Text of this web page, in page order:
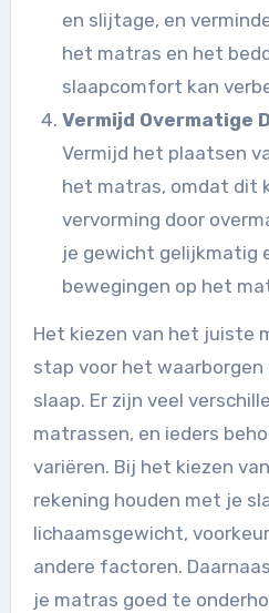
en slijtage, en
het matras en het
slaapcomfort kan
Vermijd Overmatige
Vermijd het plaatsen
het matras, omdat dit
vervorming door
je gewicht gelijkmatig
bewegingen op het
Het kiezen van het juiste
stap voor het waarborgen
slaap. Er zijn veel
matrassen, en ieders
variëren. Bij het kiezen
rekening houden met je
lichaamsgewicht,
andere factoren.
je matras goed te